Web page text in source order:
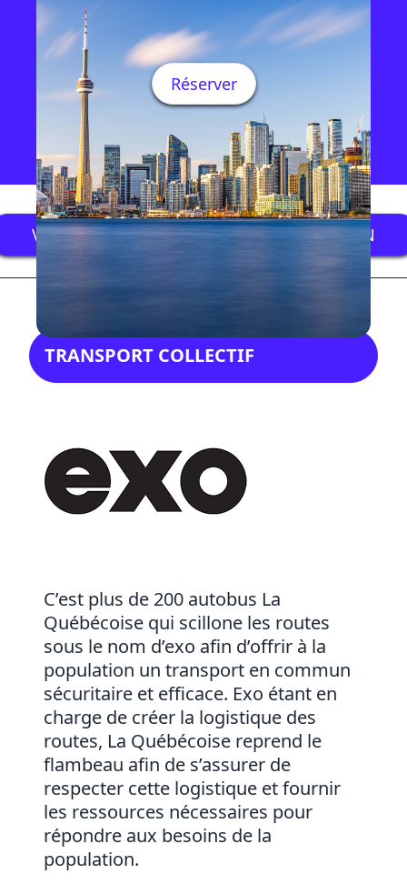
Réserver
VISITER LE SITE WEB DE VACANCES DRAGON
TRANSPORT COLLECTIF
C’est plus de 200 autobus La
Québécoise qui scillone les routes
sous le nom d’exo afin d’offrir à la
population un transport en commun
sécuritaire et efficace. Exo étant en
charge de créer la logistique des
routes, La Québécoise reprend le
flambeau afin de s’assurer de
respecter cette logistique et fournir
les ressources nécessaires pour
répondre aux besoins de la
population.